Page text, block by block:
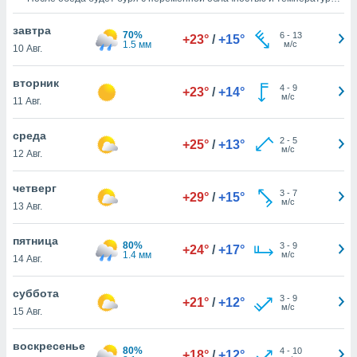
на веб-
рекламу
в нашей
cookie
cookie
в
нашего
около+23°C. Ночью ожидается облачно и ясно,температура воздуха
скоростью
3 м/с.
завтра
10 Авг.
70%
1.5 мм
+23° / +15° 6- 13
м/с
вторник
11 Авг.
+23° / +14° 4- 9
м/с
среда
12 Авг.
+25° / +13° 2- 5
м/с
четверг
13 Авг.
+29° / +15° 3- 7
м/с
пятница
14 Авг.
80%
1.4 мм
+24° / +17° 3- 9
м/с
суббота
15 Авг.
+21° / +12° 3- 9
м/с
воскресенье
80%
4- 10